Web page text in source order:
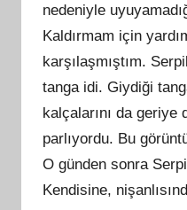
nedeniyle
Kaldırmam için
karşılaşmıştım.
tanga idi. Giydiği
kalçalarını da geriye
parlıyordu. Bu
O günden sonra
Kendisine,